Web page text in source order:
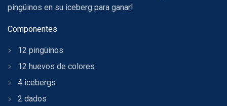
pingüinos en su iceberg para ganar!
Componentes
12 pingüinos
12 huevos de colores
4 icebergs
2 dados